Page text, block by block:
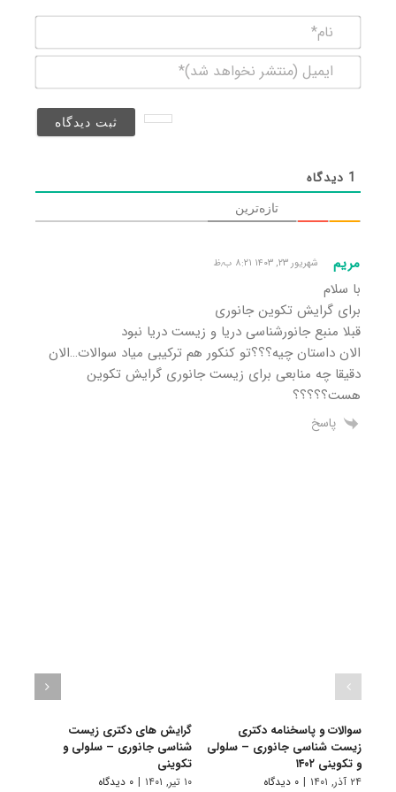
(منتشر
1 دیدگاه
تازه‌ترین
مریم شهریور ۲۳, ۱۴۰۳ ۸:۲۱ ب٫ظ
با سلام
برای گرایش تکوین جانوری
قبلا منبع جانورشناسی دریا و زیست دریا نبود
الان داستان چیه؟؟؟تو کنکور هم ترکیبی میاد سوالات…الان
دقیقا چه منابعی برای زیست جانوری گرایش تکوین
هست؟؟؟؟؟
پاسخ
سوالات و پاسخنامه دکتری
زیست شناسی جانوری – سلولی
و تکوینی ۱۴۰۲
۲۴ آذر, ۱۴۰۱ | ۰ دیدگاه
گرایش های دکتری زیست
شناسی جانوری – سلولی و
تکوینی
۱۰ تیر, ۱۴۰۱ | ۰ دیدگاه